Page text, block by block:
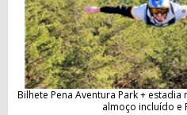
Bilhete Pena Aventura Park +
almoço incluído e